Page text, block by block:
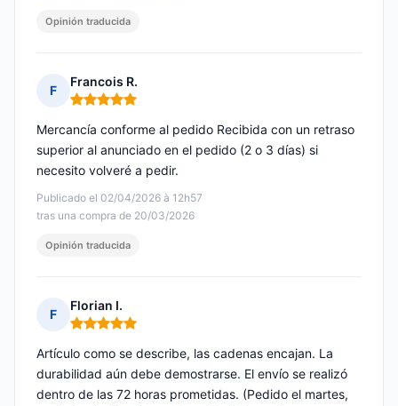
Opinión traducida
F
Francois R.
Nota: 5 de 5
Publicado el 02/04/2026 à 12h57
tras una compra de 20/03/2026
Mercancía conforme al pedido Recibida con un retraso
superior al anunciado en el pedido (2 o 3 días) si
necesito volveré a pedir.
Opinión traducida
F
Florian I.
Nota: 5 de 5
Artículo como se describe, las cadenas encajan. La
durabilidad aún debe demostrarse. El envío se realizó
dentro de las 72 horas prometidas. (Pedido el martes,